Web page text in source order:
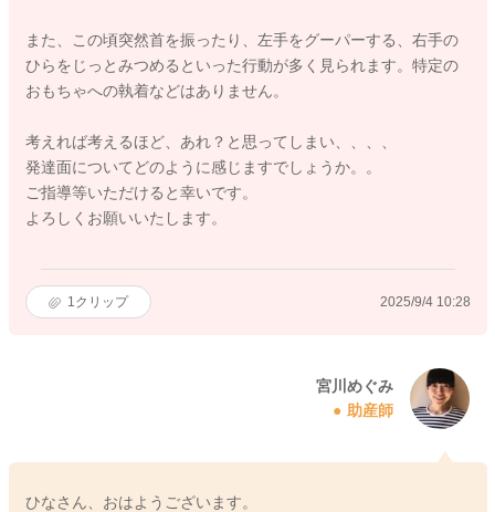
また、この頃突然首を振ったり、左手をグーパーする、右手の
ひらをじっとみつめるといった行動が多く見られます。特定の
おもちゃへの執着などはありません。
考えれば考えるほど、あれ？と思ってしまい、、、、
発達面についてどのように感じますでしょうか。。
ご指導等いただけると幸いです。
よろしくお願いいたします。
1 クリップ 2025/9/4 10:28
宮川めぐみ
助産師
ひなさん、おはようございます。